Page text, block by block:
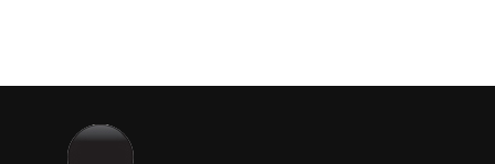
28/07/2026, 12:04